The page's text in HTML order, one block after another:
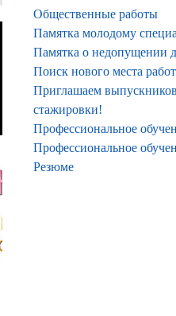
Общественные работы
Памятка молодому
Памятка о недопущении
Поиск нового места
Приглашаем
стажировки!
Профессиональное
Профессиональное
Резюме